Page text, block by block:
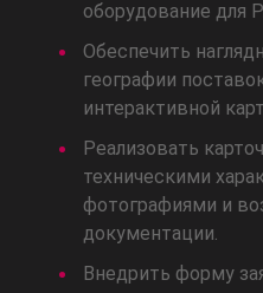
оборудование для
Обеспечить
географии
интерактивной
Реализовать
техническими
фотографиями и
документации.
Внедрить форму